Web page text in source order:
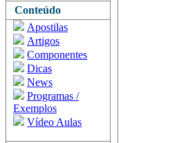
Conteúdo
Apostilas
Artigos
Componentes
Dicas
News
Programas /
Exemplos
Vídeo Aulas